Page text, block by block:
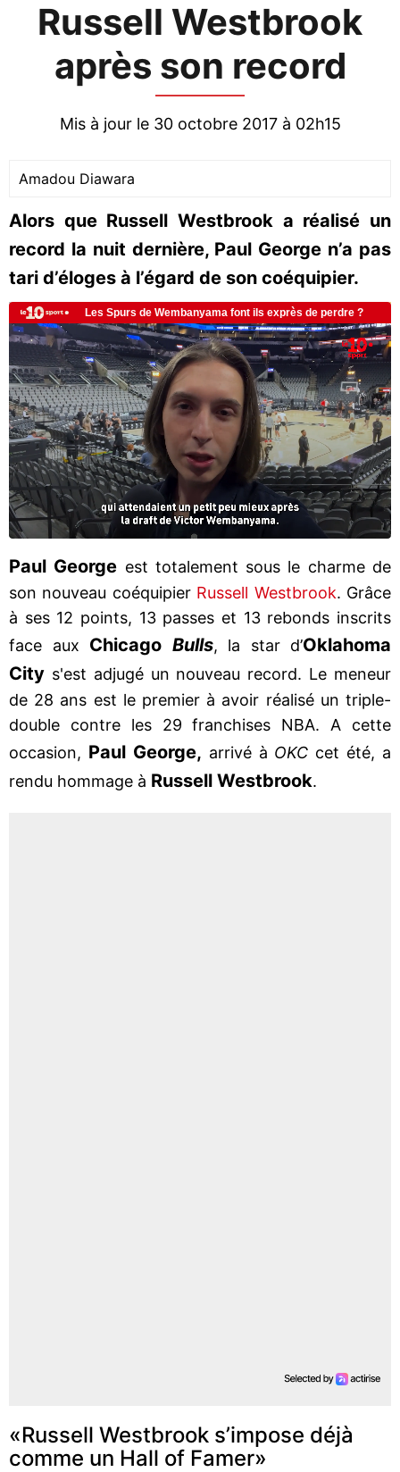
Russell Westbrook
après son record
Mis à jour le 30 octobre 2017 à 02h15
Amadou Diawara
Alors que Russell Westbrook a réalisé un
record la nuit dernière, Paul George n’a pas
tari d’éloges à l’égard de son coéquipier.
Paul George est totalement sous le charme de
son nouveau coéquipier Russell Westbrook. Grâce
à ses 12 points, 13 passes et 13 rebonds inscrits
face aux Chicago Bulls, la star d’Oklahoma
City s'est adjugé un nouveau record. Le meneur
de 28 ans est le premier à avoir réalisé un triple-
double contre les 29 franchises NBA. A cette
occasion, Paul George, arrivé à OKC cet été, a
rendu hommage à Russell Westbrook.
«Russell Westbrook s’impose déjà
comme un Hall of Famer»